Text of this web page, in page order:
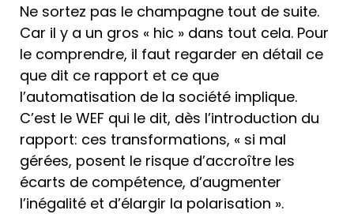
Ne sortez pas le champagne tout de suite.
Car il y a un gros « hic » dans tout cela. Pour
le comprendre, il faut regarder en détail ce
que dit ce rapport et ce que
l’automatisation de la société implique.
C’est le WEF qui le dit, dès l’introduction du
rapport: ces transformations, « si mal
gérées, posent le risque d’accroître les
écarts de compétence, d’augmenter
l’inégalité et d’élargir la polarisation ».